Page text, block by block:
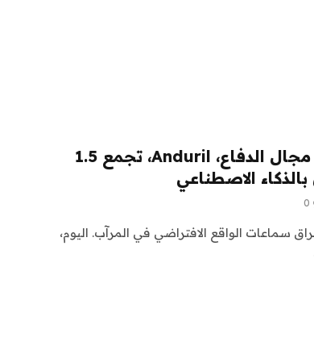
شركة بالمر لوكي الناشئة في مجال الدفاع، Anduril، تجمع 1.5
الاصطناعي
0
سماعات الواقع الافتراضي في المرآب. اليوم،